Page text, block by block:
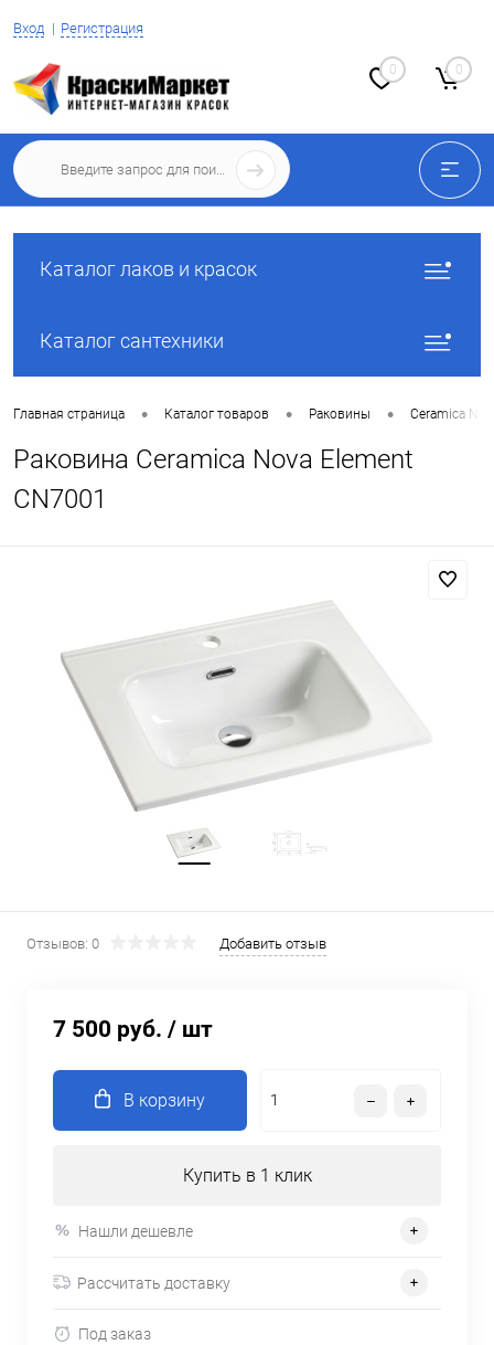
Вход Регистрация
0 0
Каталог лаков и красок
Каталог сантехники
Главная страница • Каталог товаров • Раковины • Ceramica
Раковина Ceramica Nova Element
CN7001
Отзывов: 0 Добавить отзыв
7 500 руб. / шт
В корзину
Купить в 1 клик
Нашли дешевле
Рассчитать доставку
Под заказ